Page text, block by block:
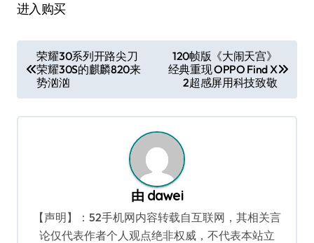
进入购买
章
导
航
荣耀30系列开路尖刀
荣耀30S的麒麟820来
势汹汹
120帧版《大闹天宫》
经典重现 OPPO Find X
2超感屏用科技致敬
由 dawei
【声明】：52手机网内容转载自互联网，其相关言
论仅代表作者个人观点绝非权威，不代表本站立